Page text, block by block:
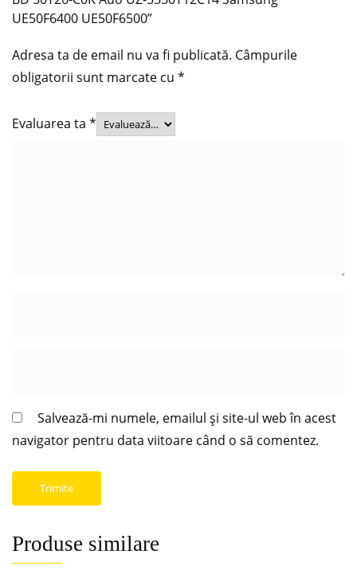
UE50F6400 UE50F6500”
Adresa ta de email nu va fi publicată. Câmpurile
obligatorii sunt marcate cu *
Evaluarea ta *
Salvează-mi numele, emailul și site-ul web în acest
navigator pentru data viitoare când o să comentez.
Produse similare